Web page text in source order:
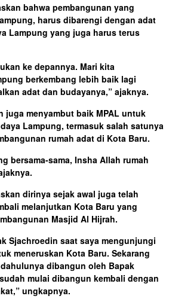
bahwa pembangunan yang
harus dibarengi dengan adat
Lampung yang juga harus terus
ke depannya. Mari kita
berkembang lebih baik lagi
adat dan budayanya,” ajaknya.
juga menyambut baik MPAL untuk
Lampung, termasuk salah satunya
rumah adat di Kota Baru.
bersama-sama, Insha Allah rumah
dirinya sejak awal juga telah
melanjutkan Kota Baru yang
Masjid Al Hijrah.
Sjachroedin saat saya mengunjungi
meneruskan Kota Baru. Sekarang
dibangun oleh Bapak
mulai dibangun kembali dengan
ungkapnya.